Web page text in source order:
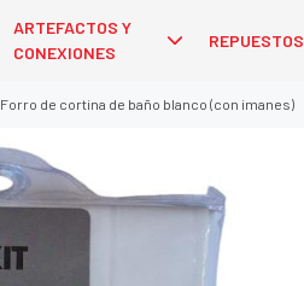
ARTEFACTOS Y
CONEXIONES
REPUESTOS
Forro de cortina de baño blanco (con imanes)